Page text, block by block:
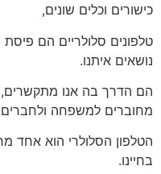
כישורים וכלים שונים,
טלפונים סלולריים הם פיסת
נושאים איתנו.
הם הדרך בה אנו
מחוברים למשפחה
הטלפון הסלולרי הוא אחד
בחיינו.